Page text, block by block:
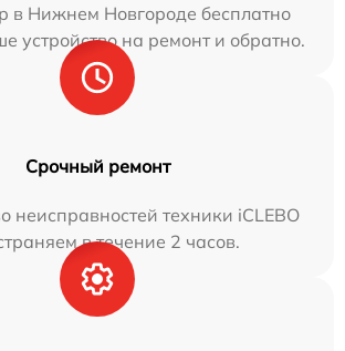
в Нижнем Новгороде бесплатно
устройство на ремонт и обратно.
Срочный ремонт
неисправностей техники iCLEBO
в течение 2 часов.